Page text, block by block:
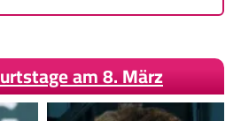
am 8. März